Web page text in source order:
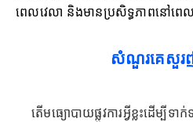
ពេលវេលា និងមានប្រសិទ្ធភាពនៅពេ
សំណួរគេសួរ
តើមធ្យោបាយផ្លូវការអ្វីខ្លះដើម្បីទ